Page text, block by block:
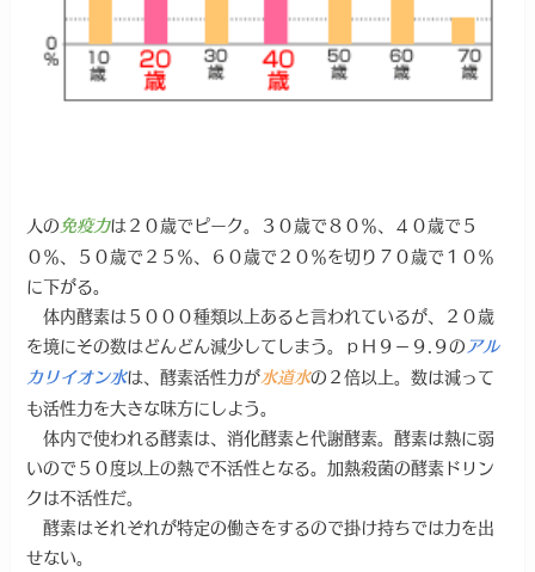
人の免疫力は２０歳でピーク。３０歳で８０％、４０歳で５
０％、５０歳で２５％、６０歳で２０％を切り７０歳で１０％
に下がる。
体内酵素は５０００種類以上あると言われているが、２０歳
を境にその数はどんどん減少してしまう。ｐＨ９－９.９のアル
カリイオン水は、酵素活性力が水道水の２倍以上。数は減って
も活性力を大きな味方にしよう。
体内で使われる酵素は、消化酵素と代謝酵素。酵素は熱に弱
いので５０度以上の熱で不活性となる。加熱殺菌の酵素ドリン
クは不活性だ。
酵素はそれぞれが特定の働きをするので掛け持ちでは力を出
せない。